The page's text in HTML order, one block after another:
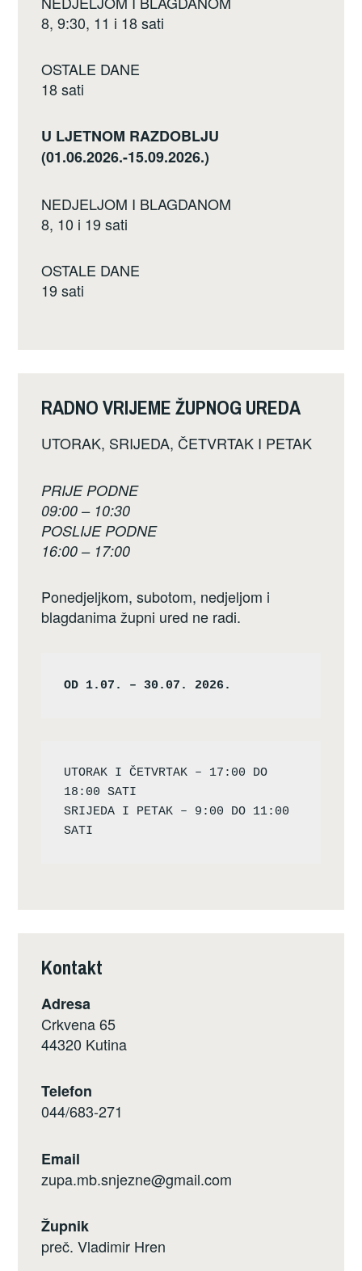
8, 9:30, 11 i 18 sati
OSTALE DANE
18 sati
U LJETNOM RAZDOBLJU
(01.06.2026.-15.09.2026.)
NEDJELJOM I BLAGDANOM
8, 10 i 19 sati
OSTALE DANE
19 sati
RADNO VRIJEME ŽUPNOG UREDA
UTORAK, SRIJEDA, ČETVRTAK I PETAK
PRIJE PODNE
09:00 – 10:30
POSLIJE PODNE
16:00 – 17:00
Ponedjeljkom, subotom, nedjeljom i
blagdanima župni ured ne radi.
OD 1.07. – 30.07. 2026.
UTORAK I ČETVRTAK – 17:00 DO
18:00 SATI
SRIJEDA I PETAK – 9:00 DO 11:00
Kontakt
Adresa
Crkvena 65
44320 Kutina
Telefon
044/683-271
Email
zupa.mb.snjezne@gmail.com
Župnik
preč. Vladimir Hren